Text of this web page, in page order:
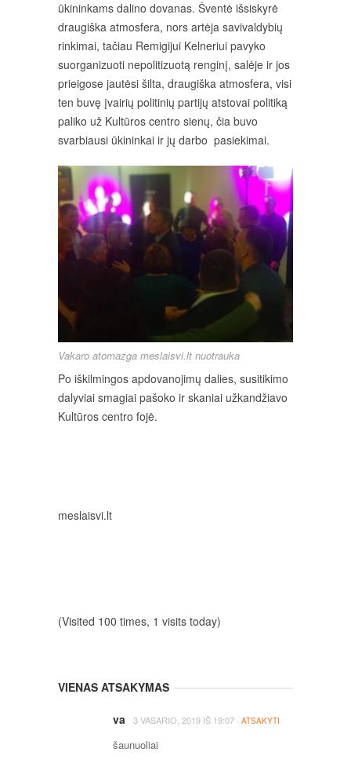
ūkininkams dalino dovanas. Šventė išsiskyrė
draugiška atmosfera, nors artėja savivaldybių
rinkimai, tačiau Remigijui Kelneriui pavyko
suorganizuoti nepolitizuotą renginį, salėje ir jos
prieigose jautėsi šilta, draugiška atmosfera, visi
ten buvę įvairių politinių partijų atstovai politiką
paliko už Kultūros centro sienų, čia buvo
svarbiausi ūkininkai ir jų darbo pasiekimai.
Vakaro atomazga meslaisvi.lt nuotrauka
Po iškilmingos apdovanojimų dalies, susitikimo
dalyviai smagiai pašoko ir skaniai užkandžiavo
Kultūros centro fojė.
meslaisvi.lt
(Visited 100 times, 1 visits today)
VIENAS ATSAKYMAS
va 3 VASARIO, 2019 IŠ 19:07 · ATSAKYTI
šaunuoliai